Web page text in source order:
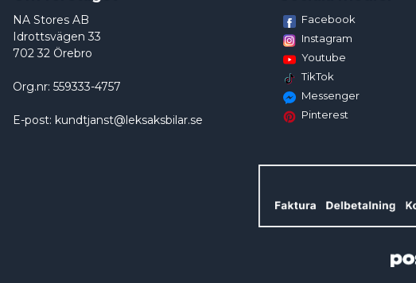
NA Stores AB
Idrottsvägen 33
702 32 Örebro
Org.nr: 559333-4757
E-post: kundtjanst@leksaksbilar.se
Facebook
Instagram
Youtube
TikTok
Messenger
Pinterest